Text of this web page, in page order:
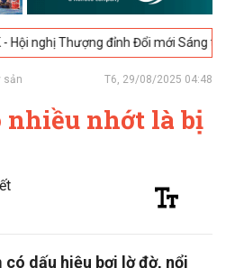
Thượng đỉnh Đổi mới Sáng tạo trong
sản T6, 29/08/2025 04:48
nhiều nhớt là bị
dấu hiệu bơi lờ đờ, nổi